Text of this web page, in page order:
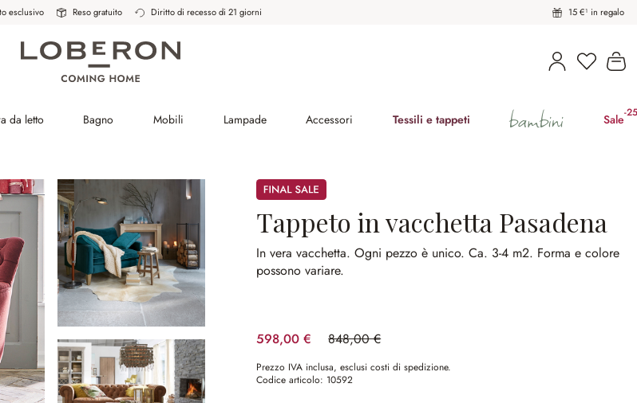
esclusivo Reso gratuito Diritto di recesso di 21 giorni 15 €¹ in regalo
Hai 0 Il
da letto Bagno Mobili Lampade Accessori Tessili e tappeti bambini Sale-
Sale
Tappeto in vacchetta Pasadena
In vera vacchetta.Ogni pezzo è unico.Ca. 3-4 m2. Forma e colore
possono variare.
598,00 € 848,00 €
(risparmio 29.48%)
Prezzo IVA inclusa, esclusi costi di spedizione.
Codice articolo: 10592